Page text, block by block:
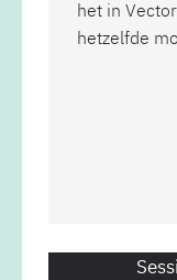
het in
hetzelfde